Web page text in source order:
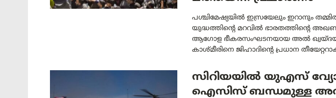
പശ്ചിമേഷ്യയിൽ ഇസ്രയേലും ഇറാനും
യുദ്ധത്തിന്റെ മറവിൽ ഭാരതത്തിന്റെ
ആഗോള ഭീകരസംഘടനയായ അൽ
കാശ്മീരിനെ ജിഹാദിന്റെ പ്രധാന
സിറിയയിൽ യുഎസ്
ഐസിസ് ബന്ധമുള്ള